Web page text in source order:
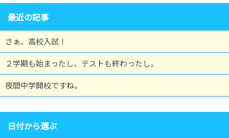
最近の記事
さぁ、高校入試！
２学期も始まったし、テストも終わったし。
夜間中学開校ですね。
日付から選ぶ